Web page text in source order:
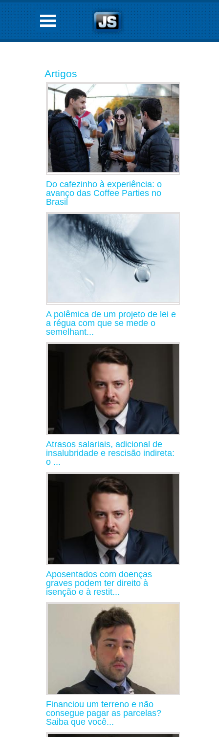
Artigos
Do cafezinho à experiência: o
avanço das Coffee Parties no
Brasil
A polêmica de um projeto de lei e
a régua com que se mede o
semelhant...
Atrasos salariais, adicional de
insalubridade e rescisão indireta:
o ...
Aposentados com doenças
graves podem ter direito à
isenção e à restit...
Financiou um terreno e não
consegue pagar as parcelas?
Saiba que você...